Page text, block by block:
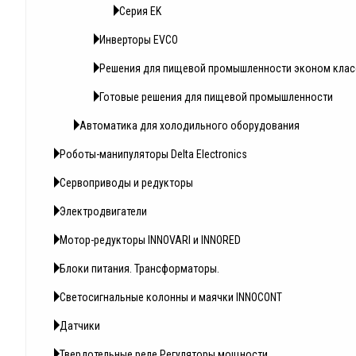
Серия EK
Инверторы EVCO
Решения для пищевой промышленности эконом
Готовые решения для пищевой промышленности
Автоматика для холодильного оборудования
Роботы-манипуляторы Delta Electronics
Сервоприводы и редукторы
Электродвигатели
Мотор-редукторы INNOVARI и INNORED
Блоки питания. Трансформаторы.
Светосигнальные колонны и маячки INNOCONT
Датчики